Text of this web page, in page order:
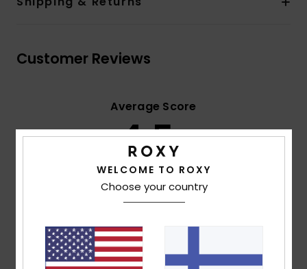
Customer Reviews
Average Score
4.5/5
2 verified reviewssince joulukuuta 2025
50% of our customers recommend this product
Comfort
4.5
WELCOME TO ROXY
Choose your country